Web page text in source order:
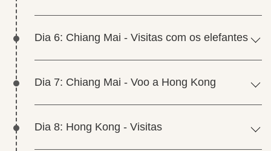
Dia 6: Chiang Mai - Visitas com os elefantes
Dia 7: Chiang Mai - Voo a Hong Kong
Dia 8: Hong Kong - Visitas